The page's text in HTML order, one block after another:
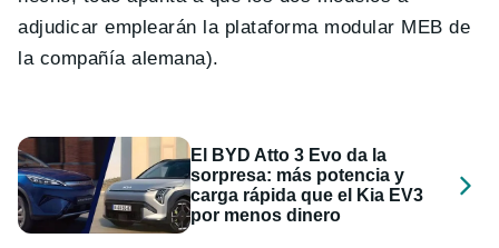
adjudicar emplearán la plataforma modular MEB de
la compañía alemana).
El BYD Atto 3 Evo da la
sorpresa: más potencia y
carga rápida que el Kia EV3
por menos dinero